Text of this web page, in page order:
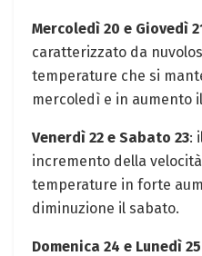
Mercoledì 20 e Giovedì
caratterizzato da
temperature che si
mercoledì e in aumento
Venerdì 22 e Sabato 23:
incremento della
temperature in forte
diminuzione il sabato.
Domenica 24 e Lunedì 25